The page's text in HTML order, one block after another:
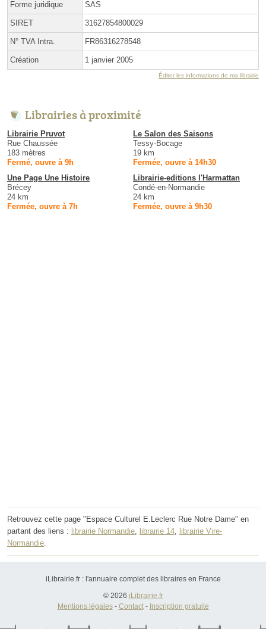
Forme juridique SAS
SIRET 31627854800029
N° TVA Intra. FR86316278548
Création 1 janvier 2005
Éditer les informations de ma librairie
Librairies à proximité
Librairie Pruvot
Rue Chaussée
183 mètres
Fermé, ouvre à 9h
Le Salon des Saisons
Tessy-Bocage
19 km
Fermée, ouvre à 14h30
Une Page Une Histoire
Brécey
24 km
Fermée, ouvre à 7h
Librairie-editions l'Harmattan
Condé-en-Normandie
24 km
Fermée, ouvre à 9h30
Retrouvez cette page "Espace Culturel E.Leclerc Rue Notre Dame" en
partant des liens : librairie Normandie, librairie 14, librairie Vire-
Normandie.
iLibrairie.fr : l'annuaire complet des libraires en France
© 2026 iLibrairie.fr
Mentions légales- Contact- Inscription gratuite